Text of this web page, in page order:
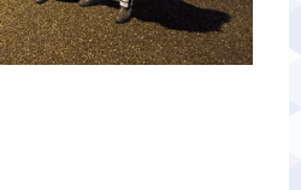
シーポリシー